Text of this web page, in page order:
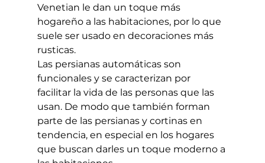
Venetian le dan un toque más
hogareño a las habitaciones, por lo que
suele ser usado en decoraciones más
rusticas.
Las persianas automáticas son
funcionales y se caracterizan por
facilitar la vida de las personas que las
usan. De modo que también forman
parte de las persianas y cortinas en
tendencia, en especial en los hogares
que buscan darles un toque moderno a